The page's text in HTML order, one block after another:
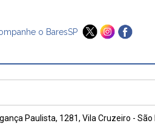
o BaresSP
Paulista, 1281, Vila Cruzeiro - São